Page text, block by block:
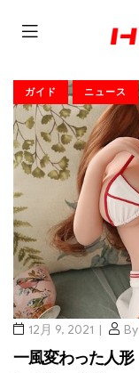
ガイド ニュース
12月 9, 2021 By
一風変わった人形